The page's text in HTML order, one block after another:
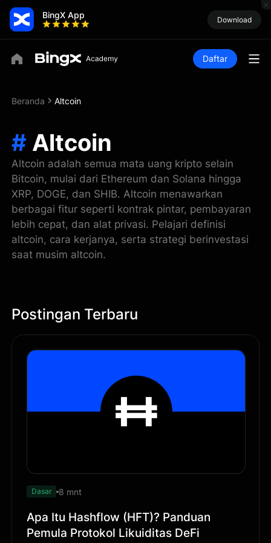
BingX App Download
Daftar
Beranda Altcoin
# Altcoin
Altcoin adalah semua mata uang kripto selain
Bitcoin, mulai dari Ethereum dan Solana hingga
XRP, DOGE, dan SHIB. Altcoin menawarkan
berbagai fitur seperti kontrak pintar, pembayaran
lebih cepat, dan alat privasi. Pelajari definisi
altcoin, cara kerjanya, serta strategi berinvestasi
saat musim altcoin.
Postingan Terbaru
Dasar 8 mnt
Apa Itu Hashflow (HFT)? Panduan
Pemula Protokol Likuiditas DeFi